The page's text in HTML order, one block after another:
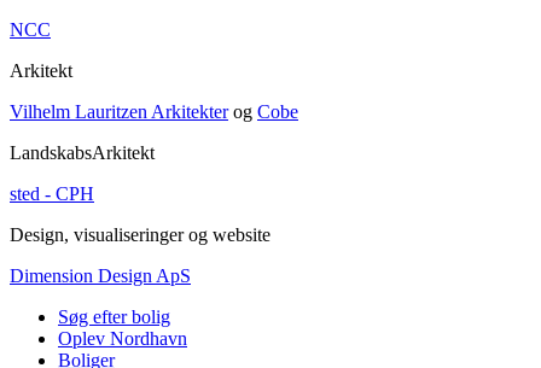
NCC
Arkitekt
Vilhelm Lauritzen Arkitekterog Cobe
LandskabsArkitekt
sted - CPH
Design, visualiseringer og website
Dimension Design ApS
Søg efter bolig
Oplev Nordhavn
Boliger